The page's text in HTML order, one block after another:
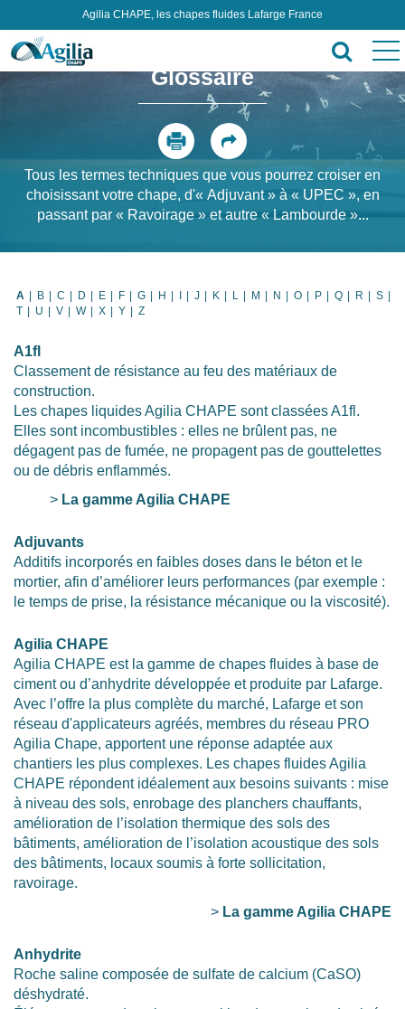
Agilia CHAPE, les chapes fluides Lafarge France
Glossaire
Tous les termes techniques que vous pourrez croiser en
choisissant votre chape, d'« Adjuvant » à « UPEC », en
passant par « Ravoirage » et autre « Lambourde »...
A B C D E F G H J K L M N O P Q R S
T
U V W X Y Z
A1fl
Classement de résistance au feu des matériaux de
construction.
Les chapes liquides Agilia CHAPE sont classées A1fl.
Elles sont incombustibles : elles ne brûlent pas, ne
dégagent pas de fumée, ne propagent pas de gouttelettes
ou de débris enflammés.
> La gamme Agilia CHAPE
Adjuvants
Additifs incorporés en faibles doses dans le béton et le
mortier, afin d’améliorer leurs performances (par exemple :
le temps de prise, la résistance mécanique ou la viscosité).
Agilia CHAPE
Agilia CHAPE est la gamme de chapes fluides à base de
ciment ou d’anhydrite développée et produite par Lafarge.
Avec l’offre la plus complète du marché, Lafarge et son
réseau d'applicateurs agréés, membres du réseau PRO
Agilia Chape, apportent une réponse adaptée aux
chantiers les plus complexes. Les chapes fluides Agilia
CHAPE répondent idéalement aux besoins suivants : mise
à niveau des sols, enrobage des planchers chauffants,
amélioration de l’isolation thermique des sols des
bâtiments, amélioration de l’isolation acoustique des sols
des bâtiments, locaux soumis à forte sollicitation,
ravoirage.
> La gamme Agilia CHAPE
Anhydrite
Roche saline composée de sulfate de calcium (CaSO)
déshydraté.